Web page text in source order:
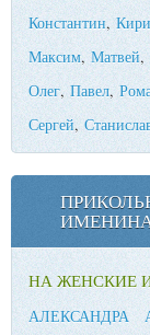
Константин,
Максим, Матвей,
Олег, Павел,
Сергей,
НА ЖЕНСКИЕ
АЛЕКСАНДРА